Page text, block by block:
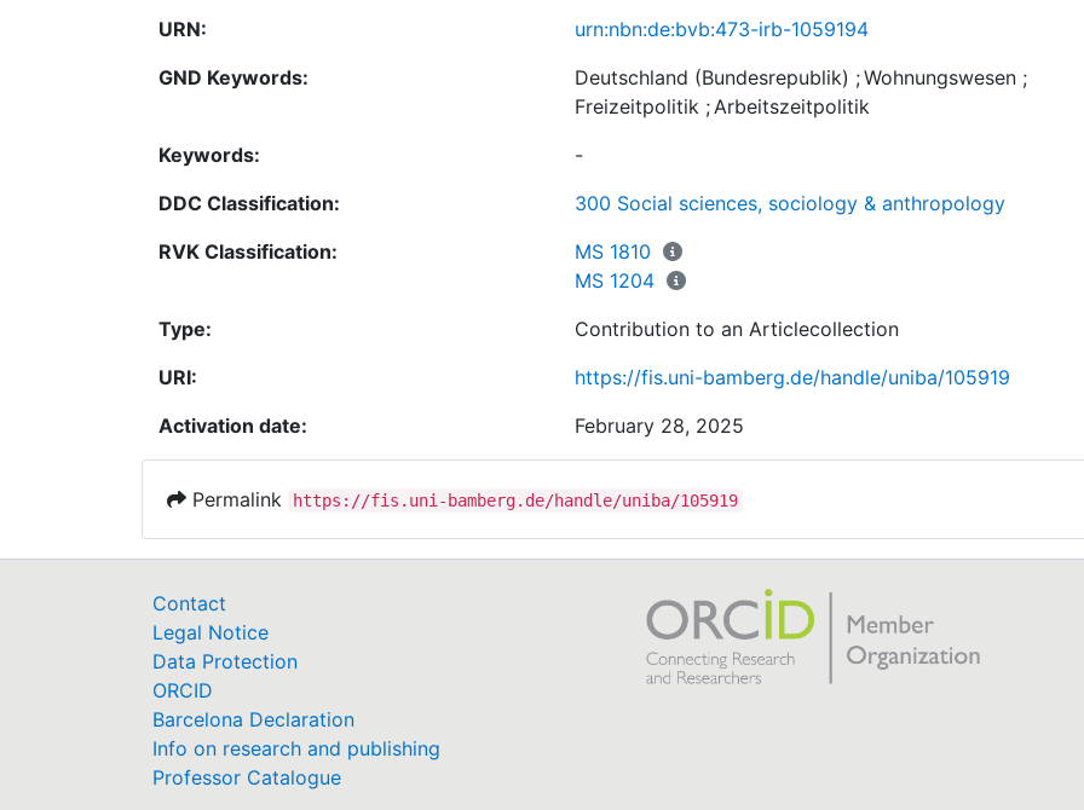
URN:
urn:nbn:de:bvb:473-irb-1059194
GND Keywords:
Deutschland (Bundesrepublik) ;Wohnungswesen ;
Freizeitpolitik ; Arbeitszeitpolitik
Keywords:
-
DDC Classification:
300 Social sciences, sociology & anthropology
RVK Classification:
MS 1810
MS 1204
Type:
Contribution to an Articlecollection
URI:
https://fis.uni-bamberg.de/handle/uniba/105919
Activation date:
February 28, 2025
Permalink https://fis.uni-bamberg.de/handle/uniba/105919
Contact
Legal Notice
Data Protection
ORCID
Barcelona Declaration
Info on research and publishing
Professor Catalogue